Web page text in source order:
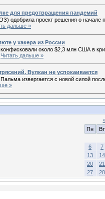
для предотвращения пандемий
одобрила проект решения о
дальше »
у хакера из России
около $2,3 млн США в
Читать дальше »
Вулкан не успокаивается
извергается с новой силой
»
Пн
Вт
6
7
13
14
20
21
27
28